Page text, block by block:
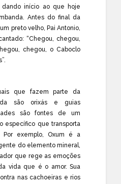
dando início ao que hoje
Antes do final da
preto velho, Pai Antonio,
“Chegou, chegou,
chegou, o Caboclo
que fazem parte da
são orixás e guias
são fontes de um
específico que transporta
Por exemplo, Oxum é a
do elemento mineral,
que rege as emoções
vida que é o amor. Sua
nas cachoeiras e rios